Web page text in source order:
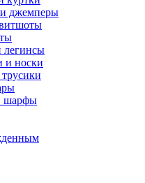
джемперы
и носки
шарфы